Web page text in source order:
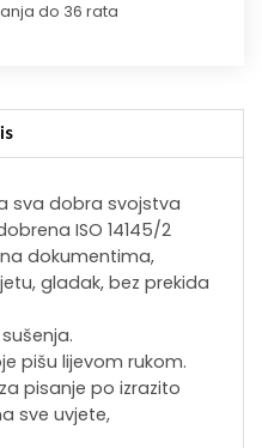
do 36 rata
sva dobra svojstva
ISO 14145/2
dokumentima,
gladak, bez prekida
pišu lijevom rukom.
pisanje po izrazito
sve uvjete,